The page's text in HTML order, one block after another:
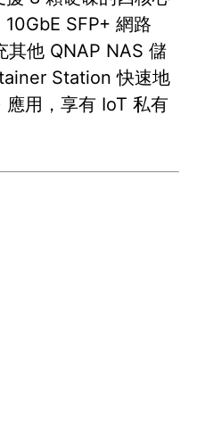
SFP+ 網路
其他 QNAP NAS 儲
Station 快速地
用，享有 IoT 私有